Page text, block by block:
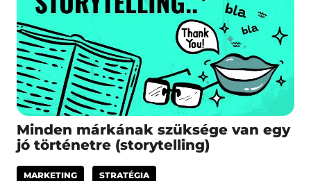
Minden márkának szüksége van egy
jó történetre (storytelling)
MARKETING STRATÉGIA